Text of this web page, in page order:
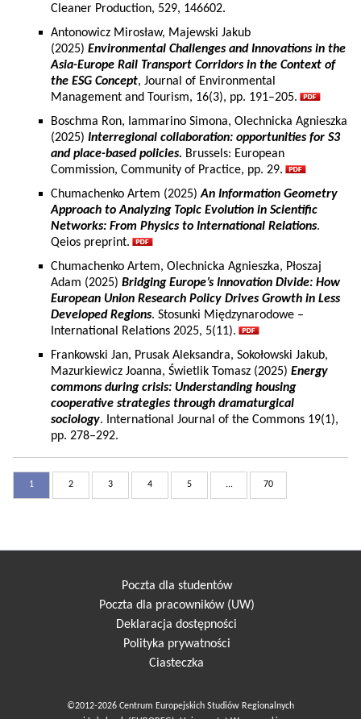
Cleaner Production, 529, 146602.
Antonowicz Mirosław, Majewski Jakub
(2025) Environmental Challenges and Innovations in the
Asia-Europe Rail Transport Corridors in the Context of
the ESG Concept, Journal of Environmental
Management and Tourism, 16(3), pp. 191–205.
Boschma Ron, Iammarino Simona, Olechnicka Agnieszka
(2025) Interregional collaboration: opportunities for S3
and place-based policies. Brussels: European
Commission, Community of Practice, pp. 29.
Chumachenko Artem (2025)An Information Geometry
Approach to Analyzing Topic Evolution in Scientific
Networks: From Physics to International Relations.
Qeios preprint.
Chumachenko Artem, Olechnicka Agnieszka, Płoszaj
Adam (2025) Bridging Europe’s Innovation Divide: How
European Union Research Policy Drives Growth in Less
Developed Regions. Stosunki Międzynarodowe –
International Relations 2025, 5(11).
Frankowski Jan, Prusak Aleksandra, Sokołowski Jakub,
Mazurkiewicz Joanna, Świetlik Tomasz (2025) Energy
commons during crisis: Understanding housing
cooperative strategies through dramaturgical
sociology. International Journal of the Commons 19(1),
pp. 278–292.
1 2 3 4 5 ... 70
Poczta dla studentów
Poczta dla pracowników (UW)
Deklaracja dostępności
Polityka prywatności
Ciasteczka
©2012-2026 Centrum Europejskich Studiów Regionalnych